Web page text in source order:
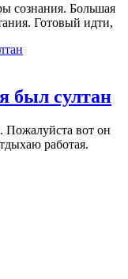
сознания. Большая
Готовый идти,
был cултан
Пожалуйста вот он
работая.